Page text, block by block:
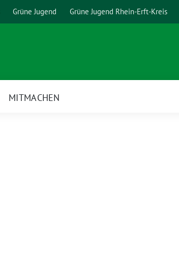
Grüne Jugend Grüne Jugend Rhein-Erft-Kreis
MITMACHEN